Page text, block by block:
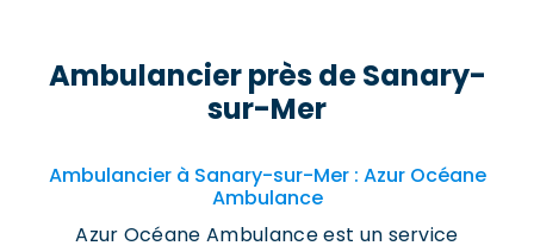
Ambulancier près de Sanary-
sur-Mer
Ambulancier à Sanary-sur-Mer : Azur Océane
Ambulance
Azur Océane Ambulance est un service